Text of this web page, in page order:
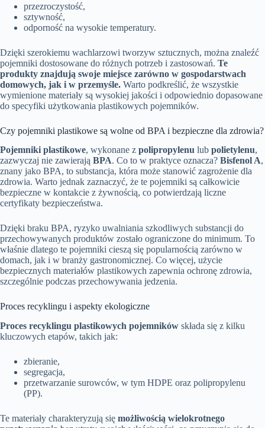
przezroczystość,
sztywność,
odporność na wysokie temperatury.
Dzięki szerokiemu wachlarzowi tworzyw sztucznych, można znaleźć
pojemniki dostosowane do różnych potrzeb i zastosowań. Te
produkty znajdują swoje miejsce zarówno w gospodarstwach
domowych, jak i w przemyśle. Warto podkreślić, że wszystkie
wymienione materiały są wysokiej jakości i odpowiednio dopasowane
do specyfiki użytkowania plastikowych pojemników.
Czy pojemniki plastikowe są wolne od BPA i bezpieczne dla zdrowia?
Pojemniki plastikowe, wykonane z polipropylenu lub polietylenu,
zazwyczaj nie zawierają BPA. Co to w praktyce oznacza? Bisfenol A,
znany jako BPA, to substancja, która może stanowić zagrożenie dla
zdrowia. Warto jednak zaznaczyć, że te pojemniki są całkowicie
bezpieczne w kontakcie z żywnością, co potwierdzają liczne
certyfikaty bezpieczeństwa.
Dzięki braku BPA, ryzyko uwalniania szkodliwych substancji do
przechowywanych produktów zostało ograniczone do minimum. To
właśnie dlatego te pojemniki cieszą się popularnością zarówno w
domach, jak i w branży gastronomicznej. Co więcej, użycie
bezpiecznych materiałów plastikowych zapewnia ochronę zdrowia,
szczególnie podczas przechowywania jedzenia.
Proces recyklingu i aspekty ekologiczne
Proces recyklingu plastikowych pojemników składa się z kilku
kluczowych etapów, takich jak:
zbieranie,
segregacja,
przetwarzanie surowców, w tym HDPE oraz polipropylenu
(PP).
Te materiały charakteryzują się możliwością wielokrotnego